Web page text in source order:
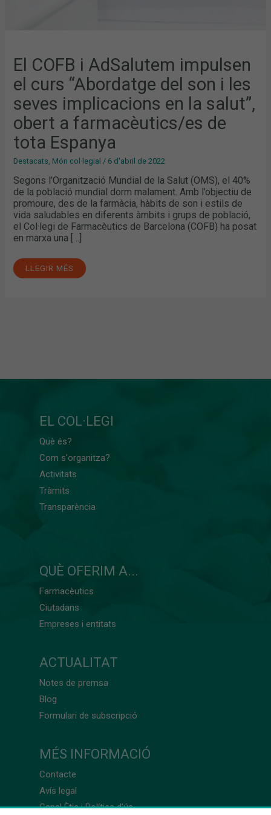
El COFB i AdSalutem impulsen
el curs “Abordatge del son i les
seves implicacions en la salut”,
obert a farmacèutics/es de
tota Espanya
Destacats, Món col·legial / 6 d'abril de 2022
Segons l’Organització Mundial de la Salut (OMS), el 40%
de la població mundial dorm malament. Amb l’objectiu de
promoure, des de la farmàcia, hàbits de son i estils de
vida saludables en diferents àmbits i grups de població,
el Col·legi de Farmacèutics de Barcelona (COFB) ha posat
en marxa una […]
LLEGIR MÉS
EL COL·LEGI
Què és?
Com s'organitza?
Activitats
Tràmits
Transparència
QUÈ OFERIM A...
Farmacèutics
Ciutadans
Empreses i entitats
ACTUALITAT
Notes de premsa
Blog
Formulari de subscripció
MÉS INFORMACIÓ
Contacte
Avís legal
Canal Ètic i Política d’ús